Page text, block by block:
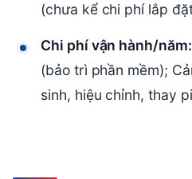
(chưa kể chi phí lắp
Chi phí vận hành/năm:
(bảo trì phần mềm);
sinh, hiệu chỉnh, thay